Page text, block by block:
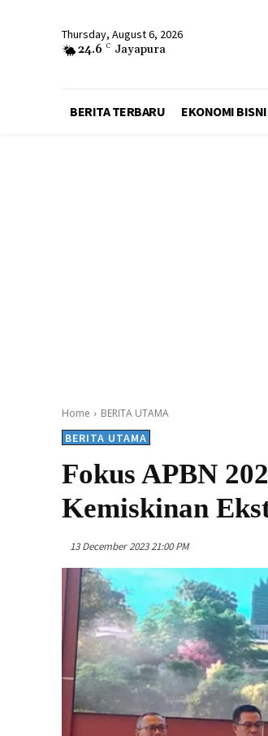
Thursday, August 6, 2026
24.6 C Jayapura
BERITA TERBARU EKONOMI
Home BERITA UTAMA
BERITA UTAMA
Fokus APBN
Kemiskinan
13 December 2023 21:00 PM